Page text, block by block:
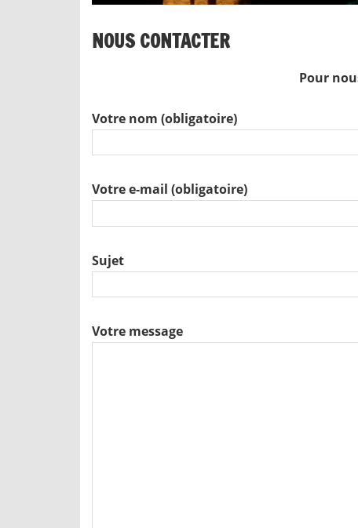
NOUS CONTACTER
Pour
Votre nom (obligatoire)
Votre e-mail (obligatoire)
Sujet
Votre message